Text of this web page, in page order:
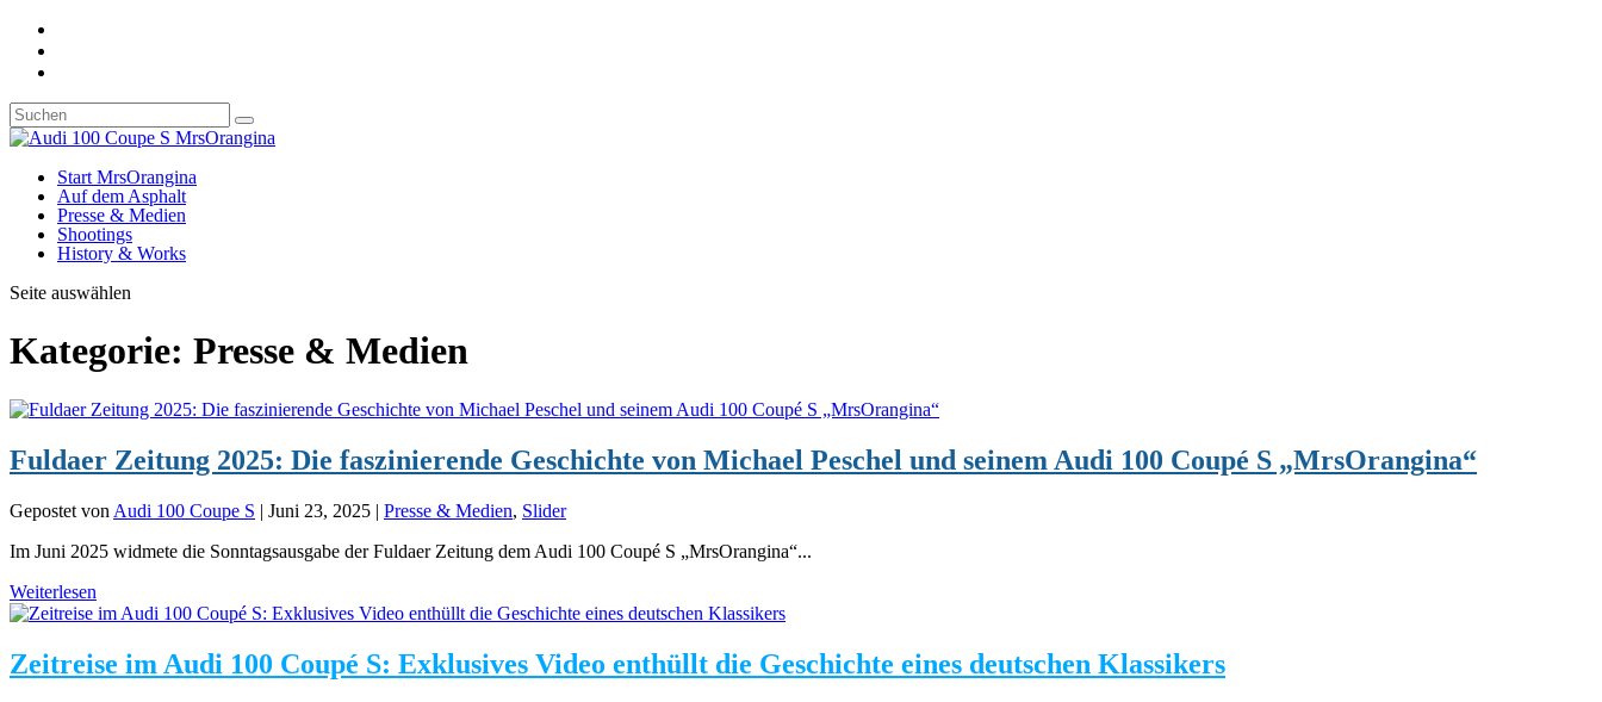
Start MrsOrangina
Auf dem Asphalt
Presse & Medien
Shootings
History & Works
Seite auswählen
Kategorie: Presse & Medien
Fuldaer Zeitung 2025: Die faszinierende Geschichte von Michael Peschel und seinem Audi 100 Coupé S „MrsOrangina“
Gepostet von Audi 100 Coupe S | Juni 23, 2025 | Presse & Medien, Slider
Im Juni 2025 widmete die Sonntagsausgabe der Fuldaer Zeitung dem Audi 100 Coupé S „MrsOrangina“...
Weiterlesen
Zeitreise im Audi 100 Coupé S: Exklusives Video enthüllt die Geschichte eines deutschen Klassikers